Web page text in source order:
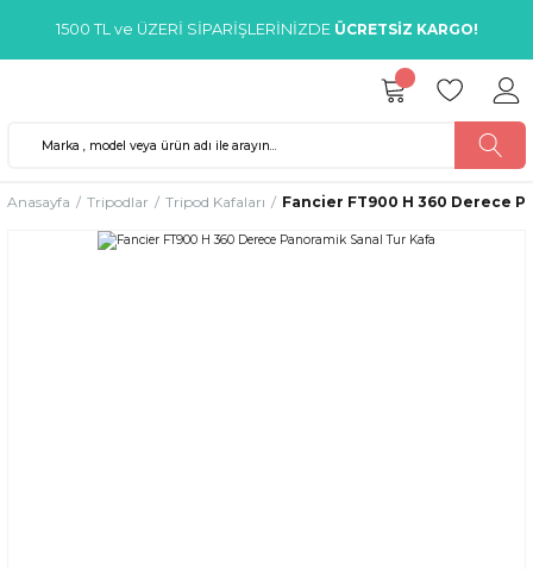
1500 TL ve ÜZERİ SİPARİŞLERİNİZDE ÜCRETSİZ KARGO!
Anasayfa Tripodlar Tripod Kafaları Fancier FT900 H 360 Derece